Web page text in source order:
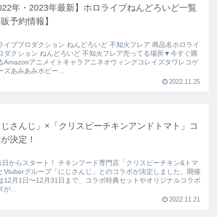
年・2023年最新】ホロライブねんどろいど一覧
予約情報】
ブプロダクション ねんどろいど 不知火フレア 商品名ホロライ
ダクション ねんどろいど 不知火フレア売ってる場所▼今すぐ購
Amazonアニメイトキャラアニネオウィングコレイズタワレコゲ
ズあみあみホビー...
2022.11.25
さんじ」×「クリスピーチキンアンドトマト」コ
決定！
ト！ チキンフード専門店「クリスピーチキン&トマ
Vtuberグループ「にじさんじ」とのコラボが決定しました。開催
12月1日〜12月31日まで、コラボ特典セットやオリジナルコラボ
が...
2022.11.21